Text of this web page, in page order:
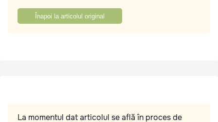
Înapoi la articolul original
La momentul dat articolul se află în proces de